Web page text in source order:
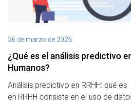
26 de marzo de 2026
¿Qué es el análisis predictivo
Humanos?
Análisis predictivo en RRHH: qué
en RRHH consiste en el uso de